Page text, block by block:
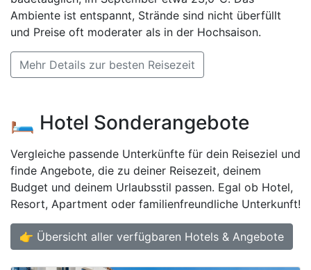
Ambiente ist entspannt, Strände sind nicht überfüllt
und Preise oft moderater als in der Hochsaison.
Mehr Details zur besten Reisezeit
🛏️ Hotel Sonderangebote
Vergleiche passende Unterkünfte für dein Reiseziel und
finde Angebote, die zu deiner Reisezeit, deinem
Budget und deinem Urlaubsstil passen. Egal ob Hotel,
Resort, Apartment oder familienfreundliche Unterkunft!
👉 Übersicht aller verfügbaren Hotels & Angebote